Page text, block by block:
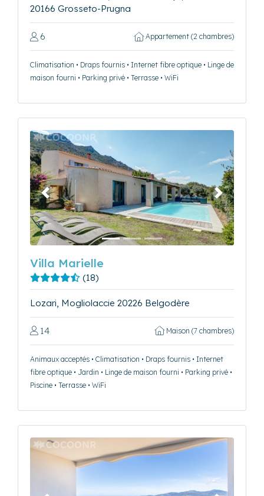
20166 Grosseto-Prugna
6 Appartement (2 chambres)
Climatisation • Draps fournis • Internet fibre optique • Linge de
maison fourni • Parking privé • Terrasse • WiFi
Précédent Suivant
Villa Marielle
(18)
Lozari, Mogliolaccie 20226 Belgodère
14 Maison (7 chambres)
Animaux acceptés • Climatisation • Draps fournis • Internet
fibre optique • Jardin • Linge de maison fourni • Parking privé •
Piscine • Terrasse • WiFi